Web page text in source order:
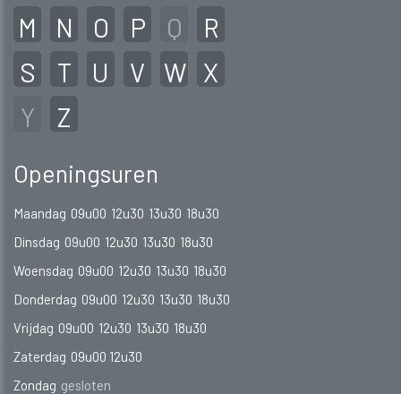
M
N O P Q
R
S
T U V W X
Y
Z
Openingsuren
Maandag 09u00 12u30 13u30 18u30
Dinsdag 09u00 12u30 13u30 18u30
Woensdag 09u00 12u30 13u30 18u30
Donderdag 09u00 12u30 13u30 18u30
Vrijdag 09u00 12u30 13u30 18u30
Zaterdag 09u00 12u30
Zondag gesloten